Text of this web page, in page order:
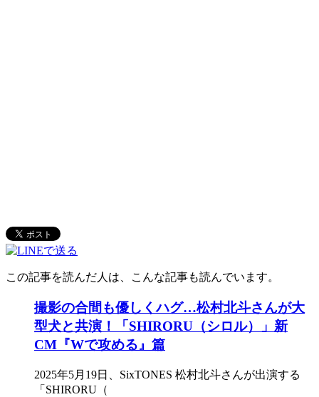
この記事を読んだ人は、こんな記事も読んでいます。
撮影の合間も優しくハグ…松村北斗さんが大
型犬と共演！「SHIRORU（シロル）」新
CM『Wで攻める』篇
2025年5月19日、SixTONES 松村北斗さんが出演する
「SHIRORU（